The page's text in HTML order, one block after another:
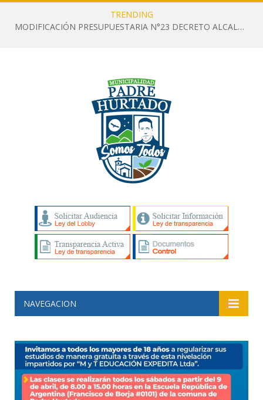
TRENDING
MODIFICACIÓN PRESUPUESTARIA N°23 DECRETO ALCALDICIO N°1259 DEL 14 DE JULIO DE 2026
NAVEGACION